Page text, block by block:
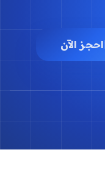
احجز الآن